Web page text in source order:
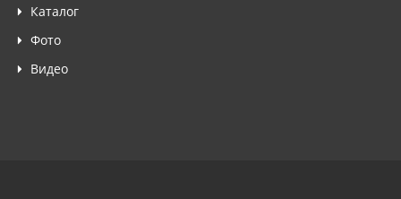
Каталог
Фото
Видео